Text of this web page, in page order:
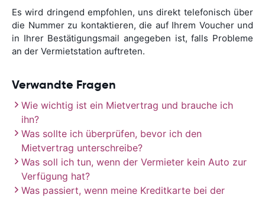
Es wird dringend empfohlen, uns direkt telefonisch über
die Nummer zu kontaktieren, die auf Ihrem Voucher und
in Ihrer Bestätigungsmail angegeben ist, falls Probleme
an der Vermietstation auftreten.
Verwandte Fragen
Wie wichtig ist ein Mietvertrag und brauche ich
ihn?
Was sollte ich überprüfen, bevor ich den
Mietvertrag unterschreibe?
Was soll ich tun, wenn der Vermieter kein Auto zur
Verfügung hat?
Was passiert, wenn meine Kreditkarte bei der